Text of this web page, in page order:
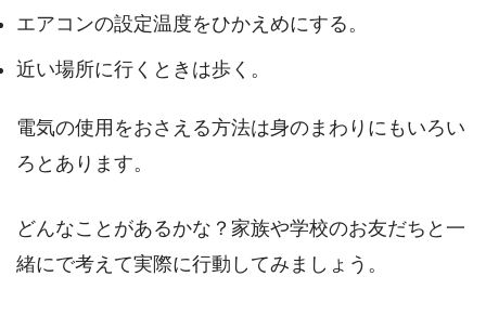
エアコンの設定温度をひかえめにする。
近い場所に行くときは歩く。
電気の使用をおさえる方法は身のまわりにもいろい
ろとあります。
どんなことがあるかな？家族や学校のお友だちと一
緒にで考えて実際に行動してみましょう。